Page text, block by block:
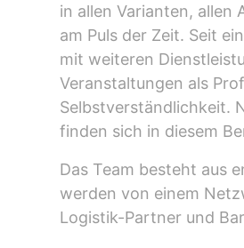
in allen Varianten, allen
am Puls der Zeit. Seit
mit weiteren
Veranstaltungen als
Selbstverständlichkeit.
finden sich in diesem
Das Team besteht aus
werden von einem
Logistik-Partner und